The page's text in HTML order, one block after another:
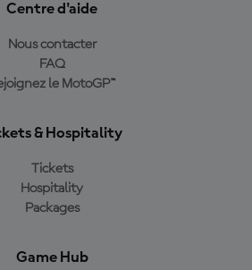
Centre d'aide
Nous contacter
FAQ
le MotoGP™
& Hospitality
Tickets
Hospitality
Packages
Game Hub